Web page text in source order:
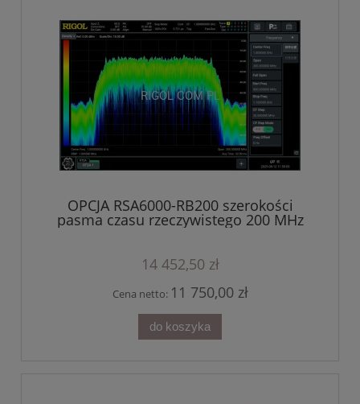
OPCJA RSA6000-RB200 szerokości
pasma czasu rzeczywistego 200 MHz
14 452,50 zł
Cena netto: 11 750,00 zł
do koszyka